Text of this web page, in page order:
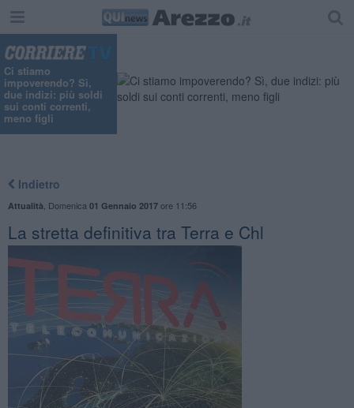
Ci stiamo
impoverendo? Sì,
due indizi: più soldi
sui conti correnti,
meno figli
Indietro
Attualità Domenica 01 Gennaio 2017ore 11:56
La stretta definitiva tra Terra e Chl